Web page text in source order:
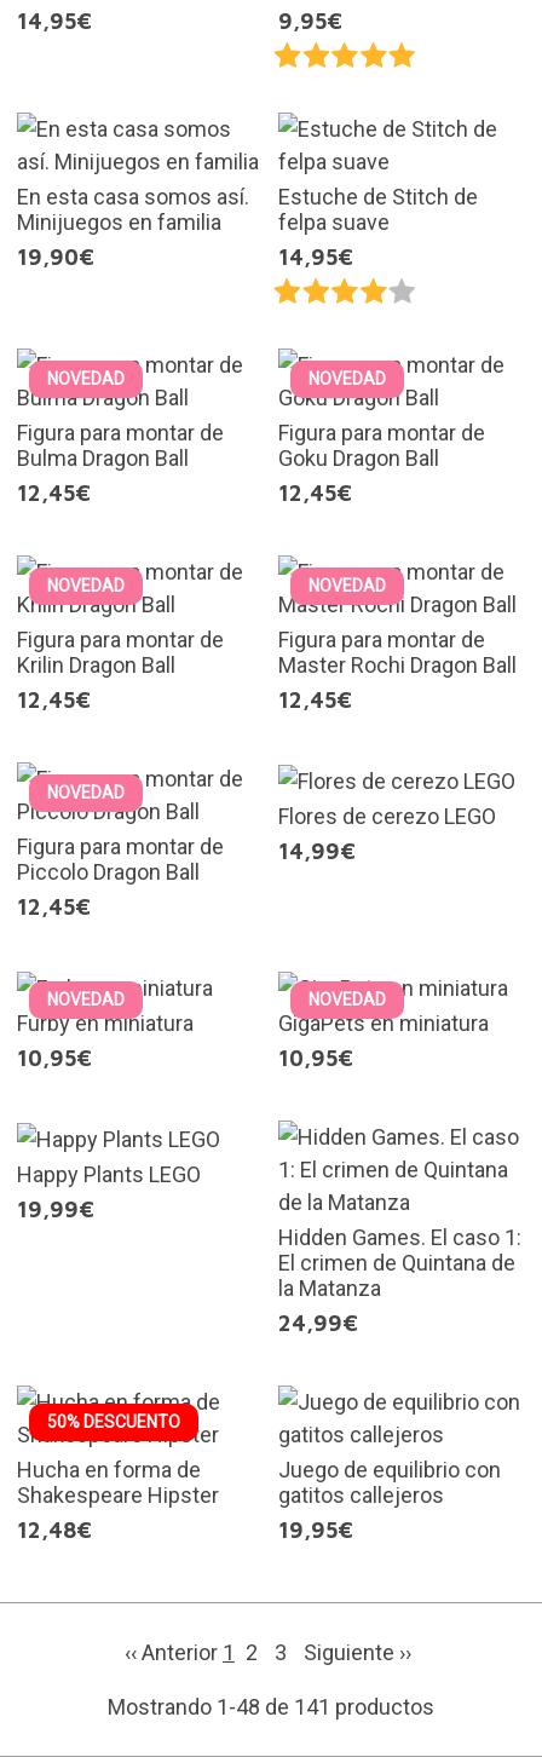
14,95€ 9,95€
En esta casa somos así.
Minijuegos en familia
19,90€
Estuche de Stitch de
felpa suave
14,95€
NOVEDAD
Figura para montar de
Bulma Dragon Ball
12,45€
NOVEDAD
Figura para montar de
Goku Dragon Ball
12,45€
NOVEDAD
Figura para montar de
Krilin Dragon Ball
12,45€
NOVEDAD
Figura para montar de
Master Rochi Dragon Ball
12,45€
NOVEDAD
Figura para montar de
Piccolo Dragon Ball
12,45€
Flores de cerezo LEGO
14,99€
NOVEDAD
Furby en miniatura
10,95€
NOVEDAD
GigaPets en miniatura
10,95€
Happy Plants LEGO
19,99€
Hidden Games. El caso 1:
El crimen de Quintana de
la Matanza
24,99€
50% DESCUENTO
Hucha en forma de
Shakespeare Hipster
12,48€
Juego de equilibrio con
gatitos callejeros
19,95€
‹‹ Anterior 1 2 3 Siguiente ››
Mostrando 1-48 de 141 productos